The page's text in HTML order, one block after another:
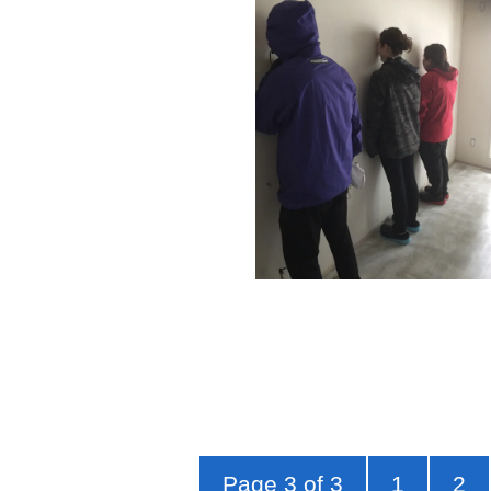
Page 3 of 3 1 2